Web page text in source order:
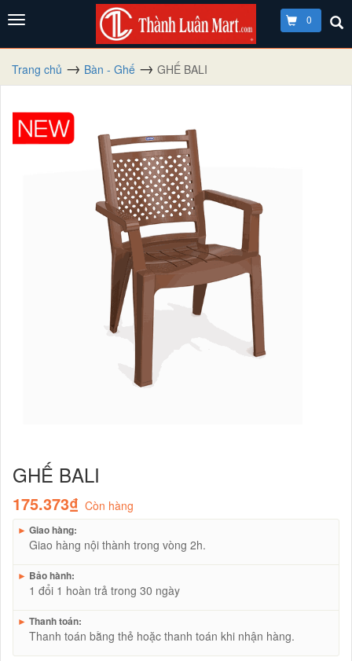
0
Trang chủ Bàn - Ghế GHẾ BALI
GHẾ BALI
175.373₫ Còn hàng
► Giao hàng:
Giao hàng nội thành trong vòng 2h.
► Bảo hành:
1 đổi 1 hoàn trả trong 30 ngày
► Thanh toán:
Thanh toán bằng thẻ hoặc thanh toán khi nhận hàng.